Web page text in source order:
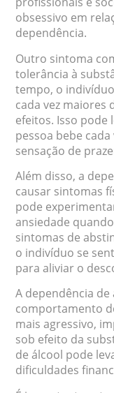
obsessivo em
dependência.
Outro sintoma
tolerância à
tempo, o
cada vez maiores
efeitos. Isso pode
pessoa bebe
sensação de
Além disso, a
causar sintomas
pode
ansiedade
sintomas de
o indivíduo se
para aliviar o
A dependência
comportamento
mais agressivo,
sob efeito da
de álcool pode
dificuldades